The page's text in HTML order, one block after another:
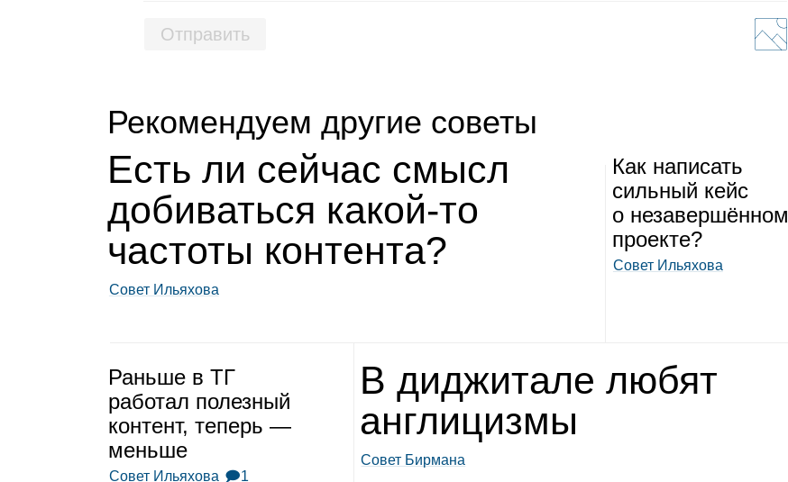
Отправить
Рекомендуем другие советы
Есть ли сей­час смысл
доби­ваться какой‑то
частоты кон­тента?
Совет Ильяхова
Как напи­сать
силь­ный кейс
о неза­вер­шён­ном
про­екте?
Совет Ильяхова
Раньше в ТГ
рабо­тал полез­ный
кон­тент, теперь —
меньше
Совет Ильяхова 🗩1
В диджи­тале любят
англи­цизмы
Совет Бирмана